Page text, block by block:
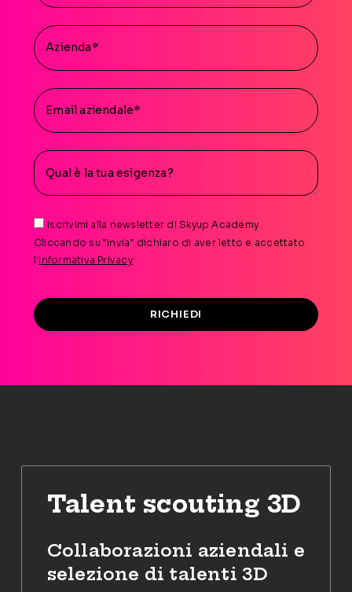
Iscrivimi alla newsletter di Skyup Academy
Cliccando su “invia” dichiaro di aver letto e accettato
l'Informativa Privacy
RICHIEDI
Talent scouting 3D
Collaborazioni aziendali e
selezione di talenti 3D